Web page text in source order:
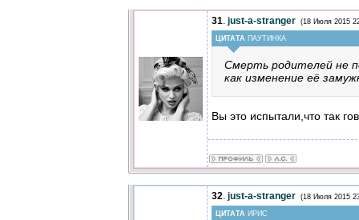
31. just-a-stranger (18 Июля 2015
ЦИТАТА ПАУТИНКА
Смерть родителей не
как изменение её
Вы это испытали,что так
32. just-a-stranger (18 Июля 2015
ЦИТАТА ИРИС